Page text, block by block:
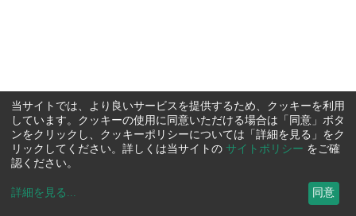
当サイトでは、より良いサービスを提供するため、クッキーを利用
しています。クッキーの使用に同意いただける場合は「同意」ボタ
ンをクリックし、クッキーポリシーについては「詳細を見る」をク
リックしてください。詳しくは当サイトの サイトポリシー をご確
認ください。
詳細を見る ... 同意